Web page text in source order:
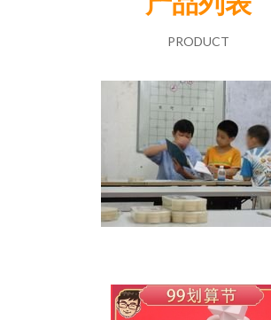
PRODUCT